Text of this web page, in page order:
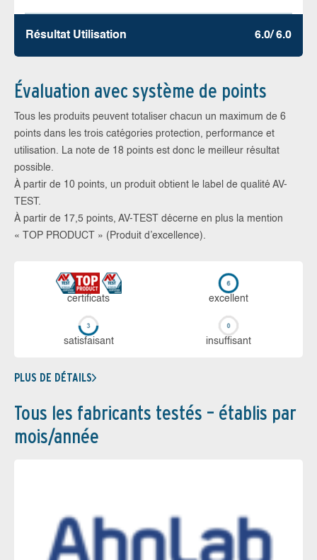
Résultat Utilisation 6.0/ 6.0
Évaluation avec système de points
Tous les produits peuvent totaliser chacun un maximum de 6
points dans les trois catégories protection, performance et
utilisation. La note de 18 points est donc le meilleur résultat
possible.
À partir de 10 points, un produit obtient le label de qualité AV-
TEST.
À partir de 17,5 points, AV-TEST décerne en plus la mention
« TOP PRODUCT » (Produit d’excellence).
certi­ficats ex­cellent
sa­tis­fai­sant in­suf­fi­sant
PLUS DE DÉTAILS
Tous les fabricants testés – établis par
mois/année